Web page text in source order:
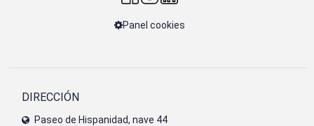
Panel cookies
DIRECCIÓN
Paseo de Hispanidad, nave 44